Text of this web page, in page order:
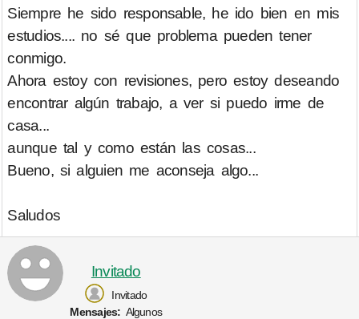
Siempre he sido responsable, he ido bien en mis
estudios.... no sé que problema pueden tener
conmigo.
Ahora estoy con revisiones, pero estoy deseando
encontrar algún trabajo, a ver si puedo irme de
casa...
aunque tal y como están las cosas...
Bueno, si alguien me aconseja algo...
Saludos
Invitado
Invitado
Mensajes: Algunos